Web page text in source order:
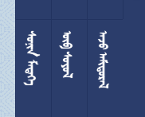
     